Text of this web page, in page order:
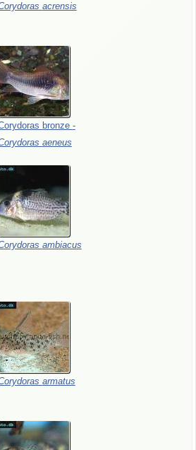
acrensis
bronze -
aeneus
ambiacus
armatus